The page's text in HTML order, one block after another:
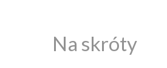
Na skróty